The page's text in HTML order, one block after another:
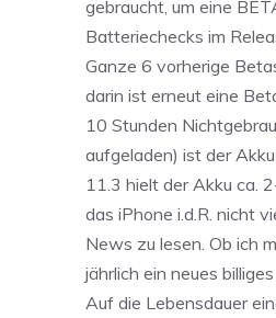
gebraucht, um eine
Batteriechecks im
Ganze 6 vorherige
darin ist erneut eine
10 Stunden
aufgeladen) ist der
11.3 hielt der Akku ca.
das iPhone i.d.R. nicht
News zu lesen. Ob ich
jährlich ein neues
Auf die Lebensdauer